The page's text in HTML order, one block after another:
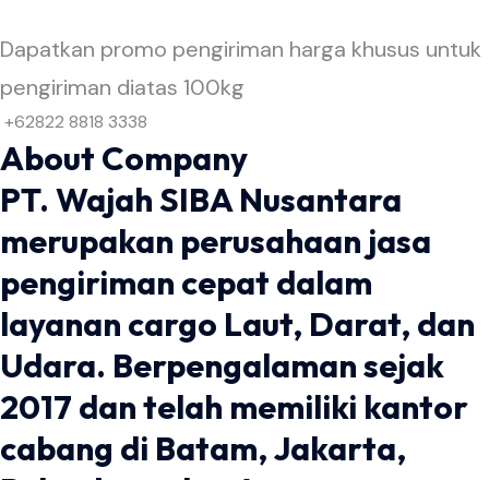
Dapatkan promo pengiriman harga khusus untuk
pengiriman diatas 100kg
+62822 8818 3338
About Company
PT. Wajah SIBA Nusantara
merupakan perusahaan jasa
pengiriman cepat dalam
layanan cargo Laut, Darat, dan
Udara. Berpengalaman sejak
2017 dan telah memiliki kantor
cabang di Batam, Jakarta,